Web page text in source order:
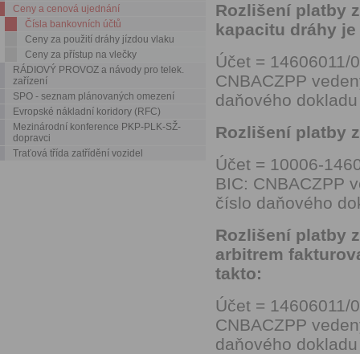
Ceny a cenová ujednání
Čísla bankovních účtů
Ceny za použití dráhy jízdou vlaku
Ceny za přístup na vlečky
RÁDIOVÝ PROVOZ a návody pro telek.
zařízení
SPO - seznam plánovaných omezení
Evropské nákladní koridory (RFC)
Mezinárodní konference PKP-PLK-SŽ-
dopravci
Traťová třída zatřídění vozidel
Rozlišení platby
kapacitu dráhy
Účet = 14606011/
CNBACZPP
daňového dokladu
Rozlišení platby
Účet = 10006-
BIC: CNBACZPP
číslo daňového
Rozlišení platby
arbitrem
takto:
Účet = 14606011/
CNBACZPP
daňového dokladu